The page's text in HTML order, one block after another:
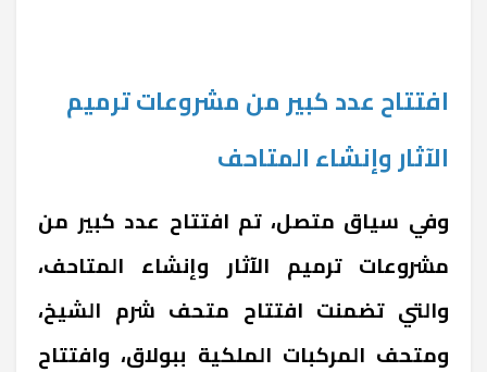
افتتاح عدد كبير من مشروعات ترميم
الآثار وإنشاء المتاحف
وفي سياق متصل، تم افتتاح عدد كبير من
مشروعات ترميم الآثار وإنشاء المتاحف،
والتي تضمنت افتتاح متحف شرم الشيخ،
ومتحف المركبات الملكية ببولاق، وافتتاح